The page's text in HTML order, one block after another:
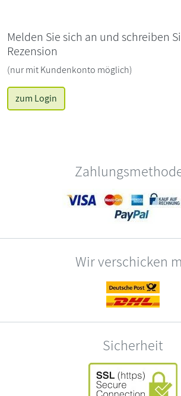
Melden Sie sich an und schreiben
Rezension
(nur mit Kundenkonto möglich)
zum Login
Wir verschicken
Sicherheit